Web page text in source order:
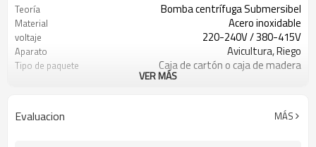
Teoría Bomba centrífuga Submersibel
Material Acero inoxidable
voltaje 220-240V / 380-415V
Aparato Avicultura, Riego
Tipo de paquete Caja de cartón o caja de madera
Estándar
VER MÁS
Evaluacion MÁS